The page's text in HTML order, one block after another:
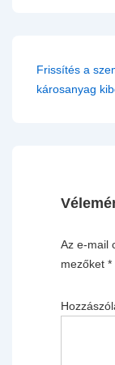
Bejegyzés
navigáció
Next
Post
Frissítés a
károsanyag
Az e-mail
mezőket *